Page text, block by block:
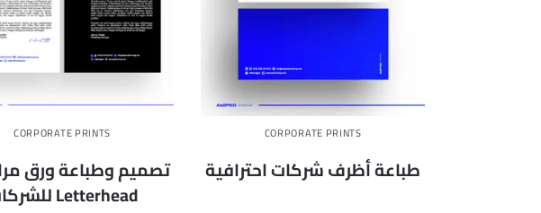
CORPORATE PRINTS
طباعة أظرف شركات احترافية
CORPORATE PRINTS
تصميم وطباعة ورق
Letterhead للشركات